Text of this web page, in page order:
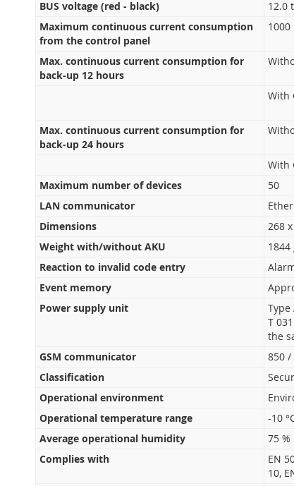
BUS voltage (red - black)
12.0
Maximum continuous current consumption
from the control panel
1000
Max. continuous current consumption for
back-up 12 hours
With
Max. continuous current consumption for
back-up 24 hours
With
Maximum number of devices
50
LAN communicator
Dimensions
268
Weight with/without AKU
1844
Reaction to invalid code entry
Event memory
Power supply unit
Type
T
the
GSM communicator
850 /
Classification
Operational environment
Operational temperature range
-10
Average operational humidity
75 %
Complies with
EN
10,